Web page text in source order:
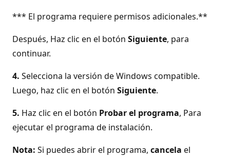
*** El programa requiere permisos adicionales.**
Después, Haz clic en el botón Siguiente, para
continuar.
4. Selecciona la versión de Windows compatible.
Luego, haz clic en el botón Siguiente.
5. Haz clic en el botón Probar el programa, Para
ejecutar el programa de instalación.
Nota: Si puedes abrir el programa, cancela el